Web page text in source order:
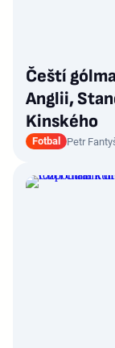
Čeští
Anglii,
Kinského
Fotbal Petr